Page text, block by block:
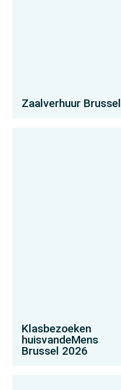
Zaalverhuur Brussel
Klasbezoeken
huisvandeMens
Brussel 2026